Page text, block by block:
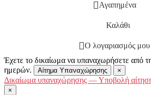
Αγαπημένα
Καλάθι
Ο λογαριασμός μου
Έχετε το δικαίωμα να υπαναχωρήσετε από
ημερών.
Αίτημα Υπαναχώρησης ×
Δικαίωμα υπαναχώρησης — Υποβολή
×